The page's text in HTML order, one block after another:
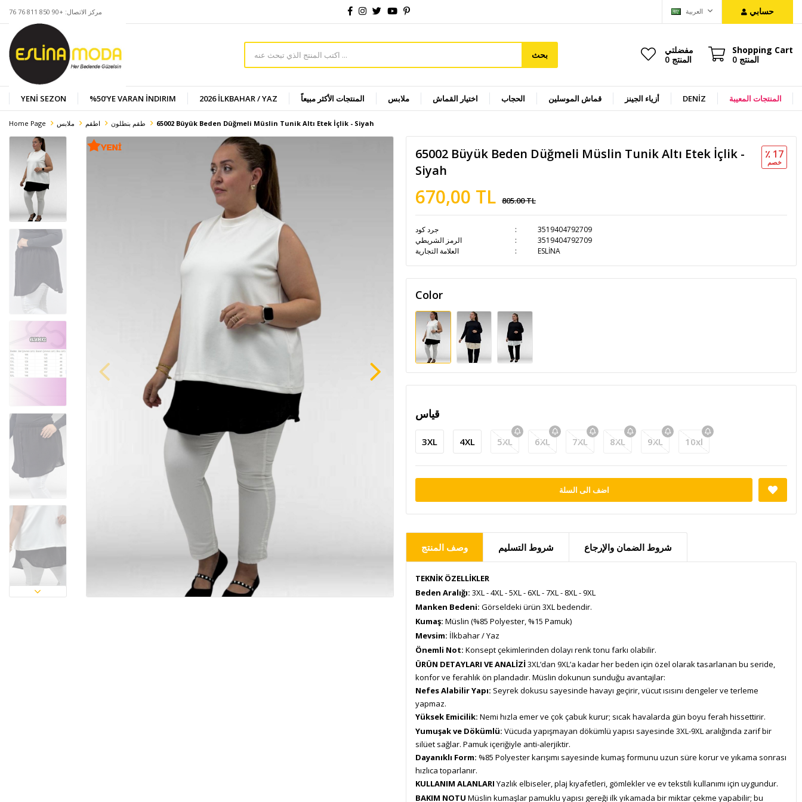
مركز الاتصال: +90 850 811 76 76 حسابي
بحث
مفضلتي
0 المنتج
Shopping Cart
0 المنتج
YENİ SEZON %50'YE VARAN İNDIRIM 2026 İLKBAHAR / YAZ المنتجات الأكثر مبيعاً ملابس اختيار القماش الحجاب قماش الموسلين أزياء الجينز DENİZ المنتجات المعيبة
Home Page اطقم طقم بنطلون 65002 Büyük Beden Düğmeli Müslin Tunik Altı Etek İçlik - Siyah
65002 Büyük Beden Düğmeli Müslin Tunik Altı Etek İçlik -
Siyah
670,00 TL 805.00 TL
٪ 17
خصم
جرد كود
3519404792709
الرمز الشريطي
3519404792709
العلامة التجارية
ESLİNA
Color
قياس
3XL 4XL 5XL 6XL 7XL 8XL 9XL 10xl
اضف الى السلة
وصف المنتج شروط التسليم شروط الضمان والإرجاع
TEKNİK ÖZELLİKLER
Beden Aralığı: 3XL - 4XL - 5XL - 6XL - 7XL - 8XL - 9XL
Manken Bedeni: Görseldeki ürün 3XL bedendir.
Kumaş: Müslin (%85 Polyester, %15 Pamuk)
Mevsim: İlkbahar / Yaz
Önemli Not: Konsept çekimlerinden dolayı renk tonu farkı olabilir.
ÜRÜN DETAYLARI VE ANALİZİ3XL’dan 9XL’a kadar her beden için özel olarak tasarlanan bu seride,
konfor ve ferahlık ön plandadır. Müslin dokunun sunduğu avantajlar:
Nefes Alabilir Yapı: Seyrek dokusu sayesinde havayı geçirir, vücut ısısını dengeler ve terleme
yapmaz.
Yüksek Emicilik: Nemi hızla emer ve çok çabuk kurur; sıcak havalarda gün boyu ferah hissettirir.
Yumuşak ve Dökümlü: Vücuda yapışmayan dökümlü yapısı sayesinde 3XL-9XL aralığında zarif bir
silüet sağlar. Pamuk içeriğiyle anti-alerjiktir.
Dayanıklı Form: %85 Polyester karışımı sayesinde kumaş formunu uzun süre korur ve yıkama sonrası
hızlıca toparlanır.
KULLANIM ALANLARI Yazlık elbiseler, plaj kıyafetleri, gömlekler ve ev tekstili kullanımı için uygundur.
BAKIM NOTU Müslin kumaşlar pamuklu yapısı gereği ilk yıkamada bir miktar çekme yapabilir; bu